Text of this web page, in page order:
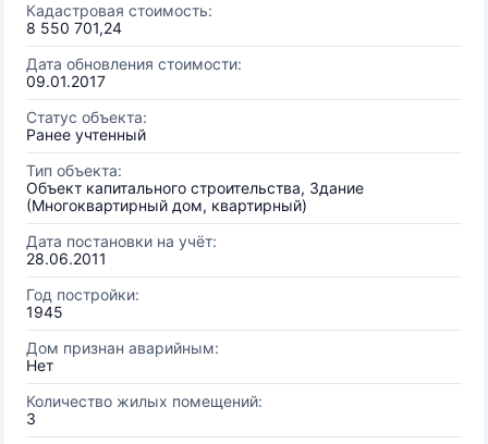
Кадастровая стоимость:
8 550 701,24
Дата обновления стоимости:
09.01.2017
Статус объекта:
Ранее учтенный
Тип объекта:
Объект капитального строительства, Здание
(Многоквартирный дом, квартирный)
Дата постановки на учёт:
28.06.2011
Год постройки:
1945
Дом признан аварийным:
Нет
Количество жилых помещений:
3